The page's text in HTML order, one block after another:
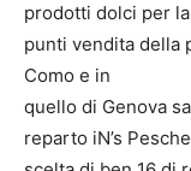
prodotti dolci per
punti vendita della
Como e in
quello di Genova
reparto iN’s